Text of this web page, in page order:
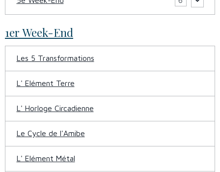
1er Week-End
Les 5 Transformations
L' Elément Terre
L' Horloge Circadienne
Le Cycle de l'Amibe
L' Elément Métal